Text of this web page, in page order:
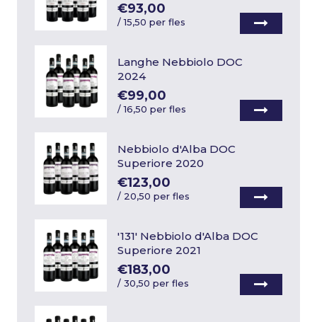
€93,00
/15,50 per fles
Langhe Nebbiolo DOC
2024
€99,00
/16,50 per fles
Nebbiolo d'Alba DOC
Superiore 2020
€123,00
/ 20,50 per fles
'131' Nebbiolo d'Alba DOC
Superiore 2021
€183,00
/30,50 per fles